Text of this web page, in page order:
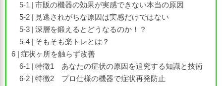
市販の機器の効果が実感できない本当の原因
見逃されがちな原因は実感だけではない
深層を鍛えるとどうなるのか！？
そもそも楽トレとは？
症状ヶ所を触らず改善
特徴1 あなたの症状の原因を追究する知識と技術
特徴2 プロ仕様の機器で症状再発防止